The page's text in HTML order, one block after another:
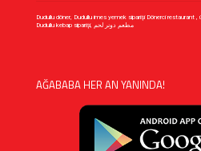
Dudullu döner, Dudullu imes yemek siparişi Dönerci restaurant ,
Dudullu kebap siparişi, مطعم دونر لحم
AĞABABA HER AN YANINDA!